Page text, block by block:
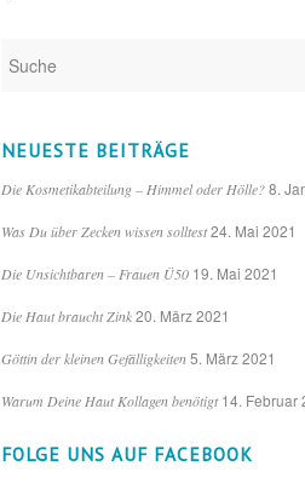
NEUESTE BEITRÄGE
Die Kosmetikabteilung – Himmel oder Hölle? 8.
Was Du über Zecken wissen solltest 24. Mai 2021
Die Unsichtbaren – Frauen Ü50 19. Mai 2021
Die Haut braucht Zink 20. März 2021
Göttin der kleinen Gefälligkeiten 5. März 2021
Warum Deine Haut Kollagen benötigt 14. Februar
FOLGE UNS AUF FACEBOOK